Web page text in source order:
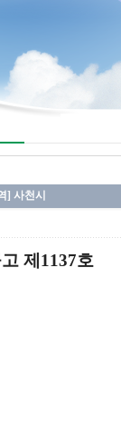
] 사천시
제1137호